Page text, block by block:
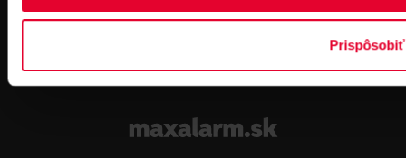
Prispôsobiť
Blog
www.maxalarm.sk